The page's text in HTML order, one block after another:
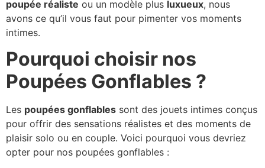
poupée réaliste ou un modèle plus luxueux, nous
avons ce qu’il vous faut pour pimenter vos moments
intimes.
Pourquoi choisir nos
Poupées Gonflables ?
Les poupées gonflables sont des jouets intimes conçus
pour offrir des sensations réalistes et des moments de
plaisir solo ou en couple. Voici pourquoi vous devriez
opter pour nos poupées gonflables :